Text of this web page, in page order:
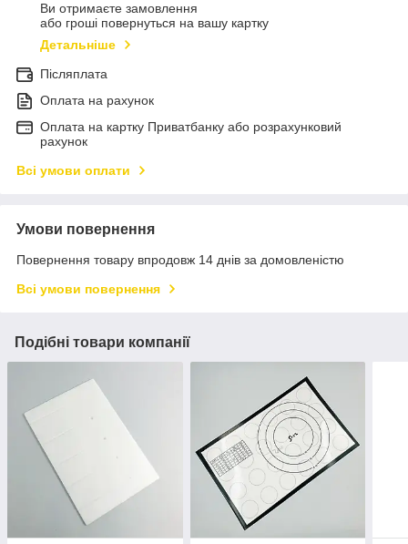
Ви отримаєте замовлення
або гроші повернуться на вашу картку
Детальніше
Післяплата
Оплата на рахунок
Оплата на картку Приватбанку або розрахунковий
рахунок
Всі умови оплати
Умови повернення
Повернення товару впродовж 14 днів за домовленістю
Всі умови повернення
Подібні товари компанії